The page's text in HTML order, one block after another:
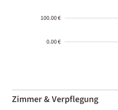
100.00 €
0.00 €
01-02
Zimmer & Verpflegung